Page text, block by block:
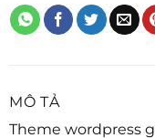
MÔ TẢ
Theme wordpress